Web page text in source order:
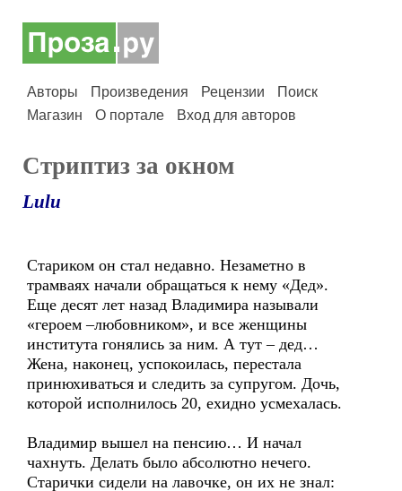
Авторы Произведения Рецензии
Поиск
Магазин
О портале Вход для авторов
Стриптиз за окном
Lulu
Стариком он стал недавно. Незаметно в
трамваях начали обращаться к нему «Дед».
Еще десят лет назад Владимира называли
«героем –любовником», и все женщины
института гонялись за ним. А тут – дед…
Жена, наконец, успокоилась, перестала
принюхиваться и следить за супругом. Дочь,
которой исполнилось 20, ехидно усмехалась.
Владимир вышел на пенсию… И начал
чахнуть. Делать было абсолютно нечего.
Старички сидели на лавочке, он их не знал: